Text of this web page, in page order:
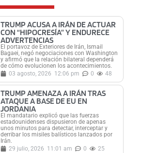
TRUMP ACUSA A IRÁN DE ACTUAR
CON “HIPOCRESÍA” Y ENDURECE
ADVERTENCIAS
El portavoz de Exteriores de Irán, Ismail
Bagaei, negó negociaciones con Washington
y afirmó que la relación bilateral dependerá
de cómo evolucionen los acontecimientos.
03 agosto, 2026 12:06 pm 0 48
TRUMP AMENAZA A IRÁN TRAS
ATAQUE A BASE DE EU EN
JORDANIA
El mandatario explicó que las fuerzas
estadounidenses dispusieron de apenas
unos minutos para detectar, interceptar y
derribar los misiles balísticos lanzados por
Irán.
29 julio, 2026 11:01 am 0 25